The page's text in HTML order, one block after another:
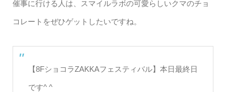
催事に行ける人は、スマイルラボの可愛らしいクマのチョ
コレートをぜひゲットしたいですね。
【8FショコラZAKKAフェスティバル】本日最終日
です^ ^